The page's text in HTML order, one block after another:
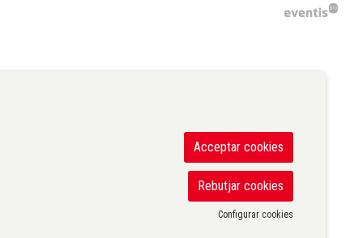
Acceptar cookies
Rebutjar cookies
Configurar cookies